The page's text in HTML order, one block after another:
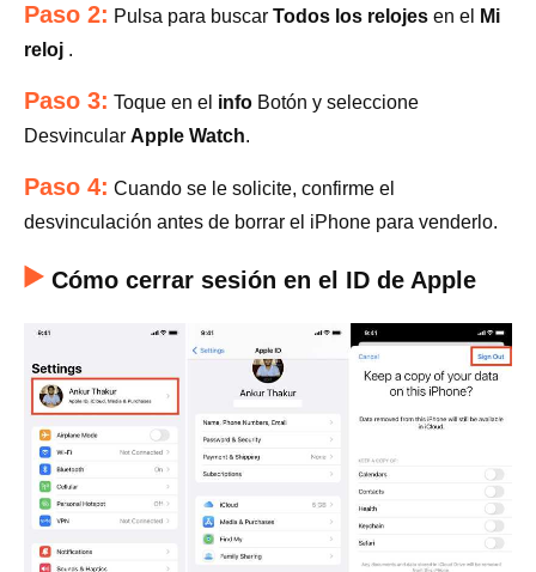
Paso 2: Pulsa para buscar Todos los relojes en el
Mi
reloj .
Paso 3: Toque en el info Botón y seleccione
Desvincular Apple Watch.
Paso 4: Cuando se le solicite, confirme el
desvinculación antes de borrar el iPhone para venderlo.
Cómo cerrar sesión en el ID de Apple